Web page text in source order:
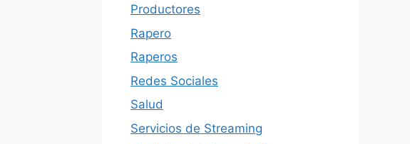
Productores
Rapero
Raperos
Redes Sociales
Salud
Servicios de Streaming